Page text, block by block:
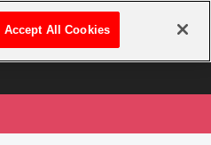
ログイン・新規登録
Accept All Cookies